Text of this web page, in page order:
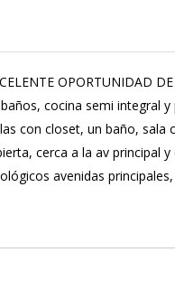
OPORTUNIDAD
cocina semi integral
con closet, un baño, sala
cerca a la av principal
avenidas